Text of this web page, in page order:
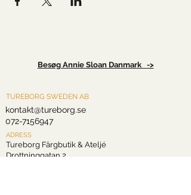
Besøg Annie Sloan Danmark ->
TUREBORG SWEDEN AB
kontakt@tureborg.se
072-7156947
ADRESS
Tureborg Färgbutik & Ateljé
Drottninggatan 2